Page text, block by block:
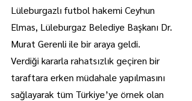
Lüleburgazlı futbol hakemi Ceyhun
Elmas, Lüleburgaz Belediye Başkanı Dr.
Murat Gerenli ile bir araya geldi.
Verdiği kararla rahatsızlık geçiren bir
taraftara erken müdahale yapılmasını
sağlayarak tüm Türkiye’ye örnek olan